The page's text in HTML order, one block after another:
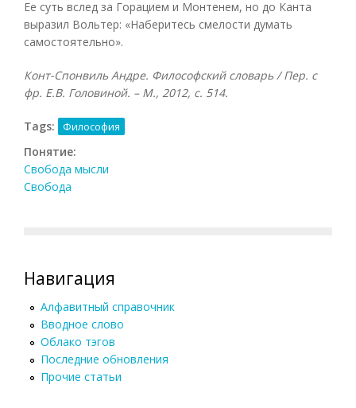
Ее суть вслед за Горацием и Монтенем, но до Канта
выразил Вольтер: «Наберитесь смелости думать
самостоятельно».
Конт-Спонвиль Андре. Философский словарь / Пер. с
фр. Е.В. Головиной. – М., 2012, с. 514.
Tags: Философия
Понятие:
Свобода мысли
Свобода
Навигация
Алфавитный справочник
Вводное слово
Облако тэгов
Последние обновления
Прочие статьи